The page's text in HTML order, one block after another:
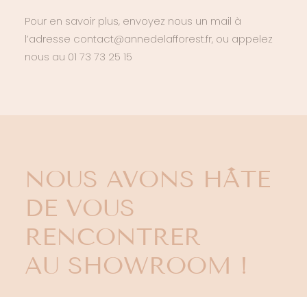
Pour en savoir plus, envoyez nous un mail à
l’adresse contact@annedelafforest.fr, ou appelez
nous au 01 73 73 25 15
NOUS AVONS HÂTE
DE VOUS
RENCONTRER
AU SHOWROOM !